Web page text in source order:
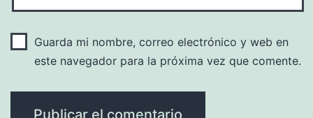
Guarda mi nombre, correo electrónico y web en
este navegador para la próxima vez que comente.